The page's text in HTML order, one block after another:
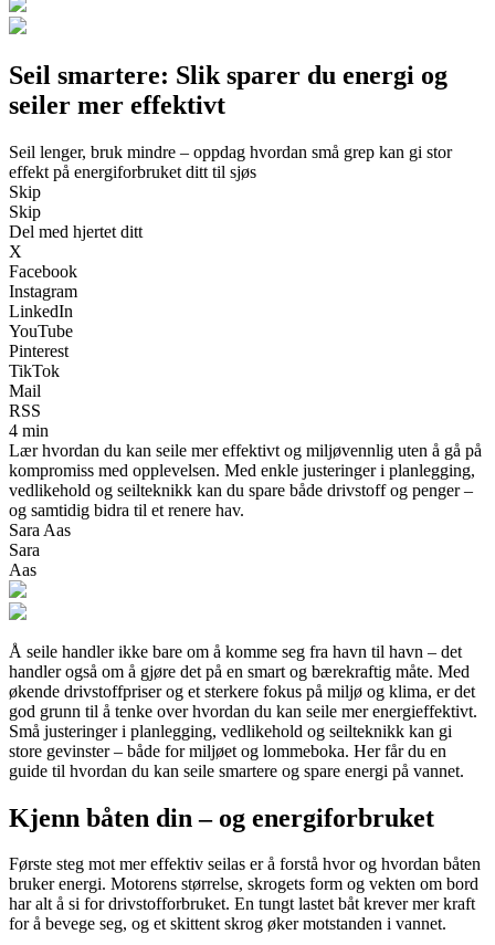
Seil smartere: Slik sparer du energi og
seiler mer effektivt
Seil lenger, bruk mindre – oppdag hvordan små grep kan gi stor
effekt på energiforbruket ditt til sjøs
Skip
Skip
Del med hjertet ditt
X
Facebook
Instagram
LinkedIn
YouTube
Pinterest
TikTok
Mail
RSS
4 min
Lær hvordan du kan seile mer effektivt og miljøvennlig uten å gå på
kompromiss med opplevelsen. Med enkle justeringer i planlegging,
vedlikehold og seilteknikk kan du spare både drivstoff og penger –
og samtidig bidra til et renere hav.
Sara Aas
Sara
Aas
Å seile handler ikke bare om å komme seg fra havn til havn – det
handler også om å gjøre det på en smart og bærekraftig måte. Med
økende drivstoffpriser og et sterkere fokus på miljø og klima, er det
god grunn til å tenke over hvordan du kan seile mer energieffektivt.
Små justeringer i planlegging, vedlikehold og seilteknikk kan gi
store gevinster – både for miljøet og lommeboka. Her får du en
guide til hvordan du kan seile smartere og spare energi på vannet.
Kjenn båten din – og energiforbruket
Første steg mot mer effektiv seilas er å forstå hvor og hvordan båten
bruker energi. Motorens størrelse, skrogets form og vekten om bord
har alt å si for drivstofforbruket. En tungt lastet båt krever mer kraft
for å bevege seg, og et skittent skrog øker motstanden i vannet.